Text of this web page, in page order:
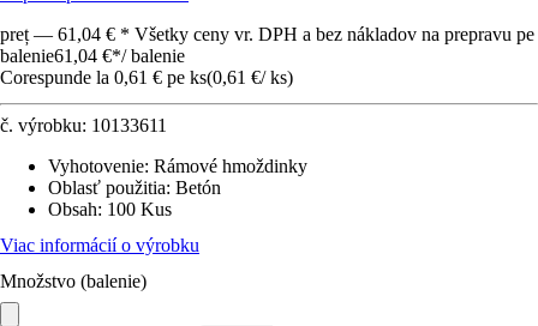
preț — 61,04 € * Všetky ceny vr. DPH a bez nákladov na prepravu pe
balenie61,04 €*/ balenie
Corespunde la 0,61 € pe ks(0,61 €/ ks)
č. výrobku: 10133611
Vyhotovenie: Rámové hmoždinky
Oblasť použitia: Betón
Obsah: 100 Kus
Viac informácií o výrobku
Množstvo (balenie)